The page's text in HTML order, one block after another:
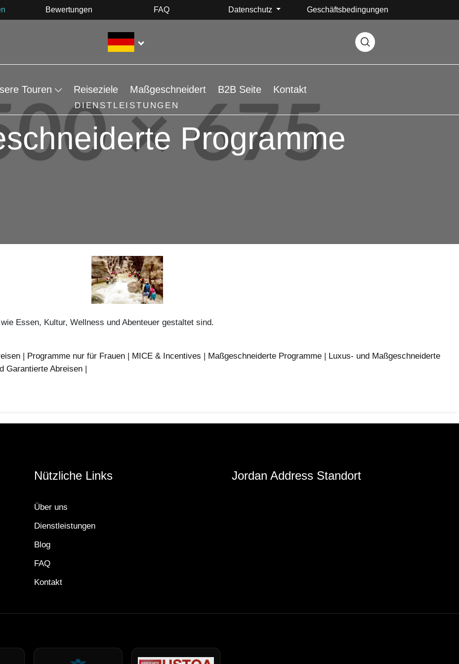
Bewertungen FAQ Datenschutz Geschäftsbedingungen
Touren Reiseziele Maßgeschneidert B2B Seite Kontakt
DIENSTLEISTUNGEN
Programme
Essen, Kultur, Wellness und Abenteuer gestaltet sind.
| Programme nur für Frauen | MICE & Incentives | Maßgeschneiderte Programme | Luxus- und Maßgeschneiderte
Garantierte Abreisen |
Nützliche Links
Über uns
Dienstleistungen
Blog
FAQ
Kontakt
Jordan Address Standort